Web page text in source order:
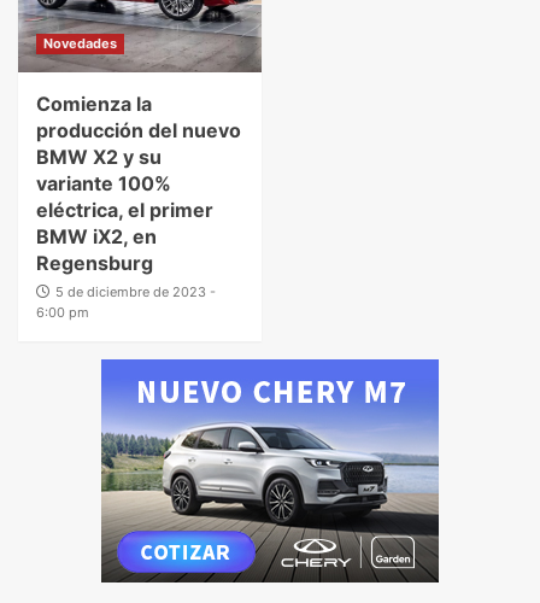
Novedades
Comienza la
producción del nuevo
BMW X2 y su
variante 100%
eléctrica, el primer
BMW iX2, en
Regensburg
5 de diciembre de 2023 -
6:00 pm